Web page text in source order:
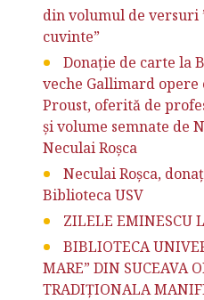
din volumul de versuri
cuvinte”
Donație de carte la
veche Gallimard
Proust, oferită de
și volume semnate de
Neculai Roșca
Neculai Roșca,
Biblioteca USV
ZILELE EMINESCU
BIBLIOTECA
MARE” DIN SUCEAVA
TRADIŢIONALA